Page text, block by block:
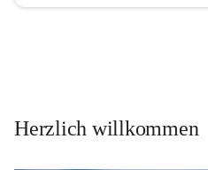
Herzlich willkommen